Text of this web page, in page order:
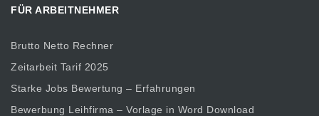
FÜR ARBEITNEHMER
Brutto Netto Rechner
Zeitarbeit Tarif 2025
Starke Jobs Bewertung – Erfahrungen
Bewerbung Leihfirma – Vorlage in Word Download